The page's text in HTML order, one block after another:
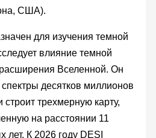
США).
для изучения темной
влияние темной
Вселенной. Он
спектры десятков миллионов
строит трехмерную карту,
на расстоянии 11
лет. К 2026 году DESI